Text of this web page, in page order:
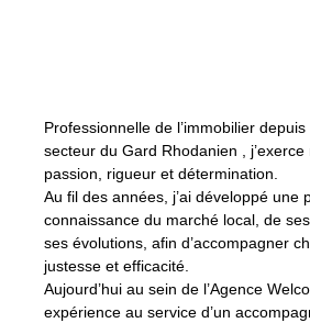
Professionnelle de l’immobilier
secteur du Gard Rhodanien ,
passion, rigueur et détermination.
Au fil des années, j’ai développé une
connaissance du marché local, de
ses évolutions, afin d’accompagner
justesse et efficacité.
Aujourd’hui au sein de l’Agence
expérience au service d’un